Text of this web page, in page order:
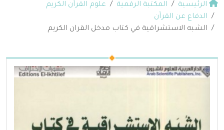
الرئيسية المكتبة الرقمية
علوم القرآن الكريم
الدفاع عن القرآن
الشبه الاستشراقية في كتاب مدخل القران الكريم